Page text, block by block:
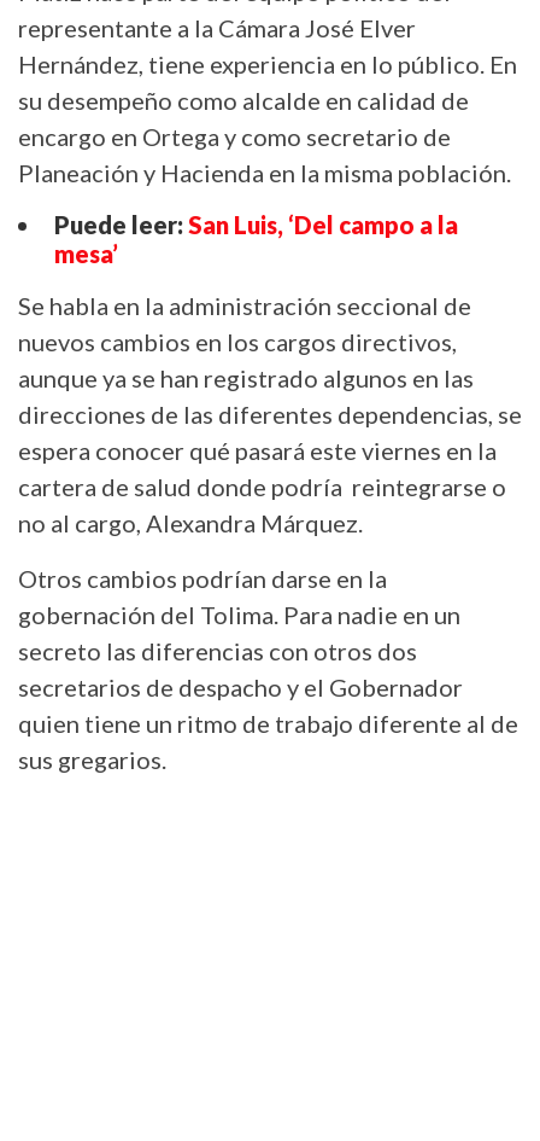
representante a la Cámara José Elver
Hernández, tiene experiencia en lo público. En
su desempeño como alcalde en calidad de
encargo en Ortega y como secretario de
Planeación y Hacienda en la misma población.
Puede leer:San Luis, ‘Del campo a la
mesa’
Se habla en la administración seccional de
nuevos cambios en los cargos directivos,
aunque ya se han registrado algunos en las
direcciones de las diferentes dependencias, se
espera conocer qué pasará este viernes en la
cartera de salud donde podría reintegrarse o
no al cargo, Alexandra Márquez.
Otros cambios podrían darse en la
gobernación del Tolima. Para nadie en un
secreto las diferencias con otros dos
secretarios de despacho y el Gobernador
quien tiene un ritmo de trabajo diferente al de
sus gregarios.